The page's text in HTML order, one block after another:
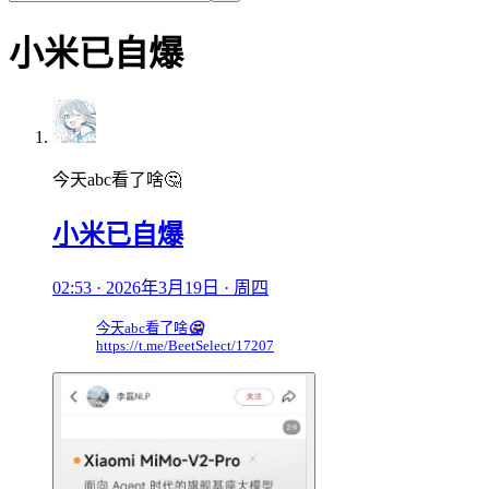
小米已自爆
今天abc看了啥🤔
小米已自爆
02:53 · 2026年3月19日 · 周四
今天abc看了啥🤔
https://t.me/BeetSelect/17207